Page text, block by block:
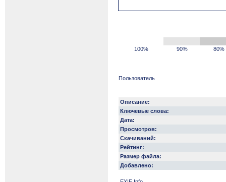
100% 90% 80%
Пользователь
Описание:
Ключевые слова:
Дата:
Просмотров:
Скачиваний:
Рейтинг:
Размер файла:
Добавлено: